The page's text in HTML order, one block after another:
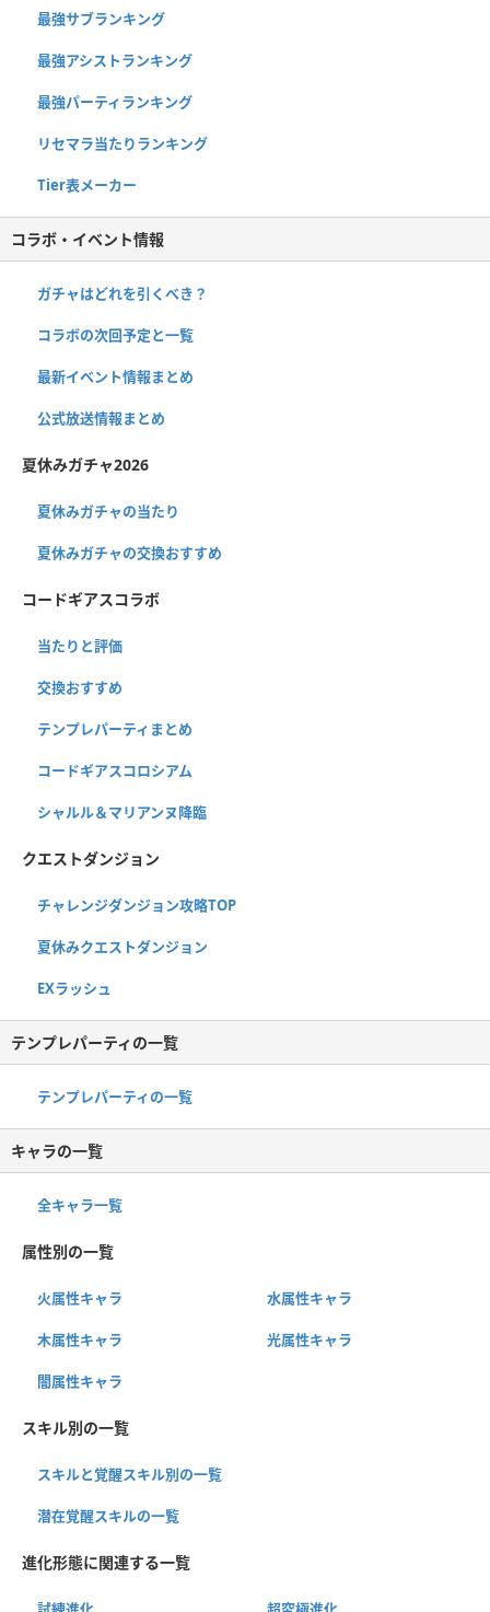
最強サブランキング
最強アシストランキング
最強パーティランキング
リセマラ当たりランキング
Tier表メーカー
コラボ・イベント情報
ガチャはどれを引くべき？
コラボの次回予定と一覧
最新イベント情報まとめ
公式放送情報まとめ
夏休みガチャ2026
夏休みガチャの当たり
夏休みガチャの交換おすすめ
コードギアスコラボ
当たりと評価
交換おすすめ
テンプレパーティまとめ
コードギアスコロシアム
シャルル＆マリアンヌ降臨
クエストダンジョン
チャレンジダンジョン攻略TOP
夏休みクエストダンジョン
EXラッシュ
テンプレパーティの一覧
テンプレパーティの一覧
キャラの一覧
全キャラ一覧
属性別の一覧
火属性キャラ 水属性キャラ
木属性キャラ 光属性キャラ
闇属性キャラ
スキル別の一覧
スキルと覚醒スキル別の一覧
潜在覚醒スキルの一覧
進化形態に関連する一覧